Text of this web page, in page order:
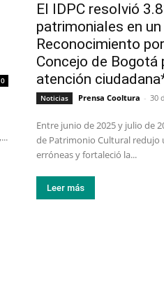
0
El IDPC resolvió
patrimoniales en un
Reconocimiento
Concejo de Bogotá
atención
Noticias Prensa Cooltura - 30
Entre junio de 2025 y julio de
de Patrimonio Cultural redujo
erróneas y fortaleció la...
Leer más